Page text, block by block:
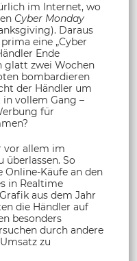
im Internet, wo
Cyber Monday
Daraus
eine „Cyber
Ende
glatt zwei Wochen
bombardieren
der Händler um
vollem Gang –
für
vor allem im
überlassen. So
Online-Käufe an den
in Realtime
aus dem Jahr
die Händler auf
besonders
durch andere
zu